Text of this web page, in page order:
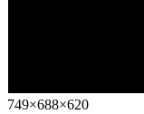
749×688×620